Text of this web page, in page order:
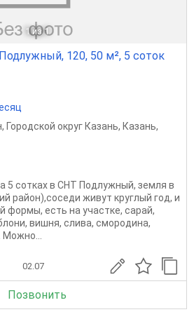
1 из 1
120, 50 м², 5 соток
, Городской округ Казань, Казань,
5 сотках в СНТ Подлужный, земля в
район),соседи живут круглый год, и
формы, есть на участке, сарай,
вишня, слива, смородина,
02.07
Позвонить